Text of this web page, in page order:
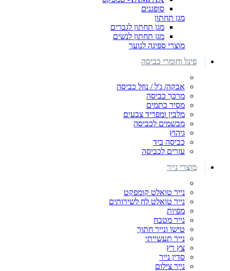
סופגנים
מגן תחתון
מגן תחתון לגברים
מגן תחתון לנשים
מוצרי ספיגה לנוער
פינל וחומרי כביסה
אבקה/ ג'ל / נוזל כביסה
מרכך כביסה
מסיר כתמים
מלבין ומפריד צבעים
מבשמים לכביסה
גיהוץ
כביסה ביד
עזרים לכביסה
מוצרי נייר
נייר טואלט קומפקט
נייר טואלט לח לשירותים
מפיות
נייר מטבח
טישו ונייר חתוך
נייר תעשייתי
צץ רץ
סדין נייר
נייר צילום